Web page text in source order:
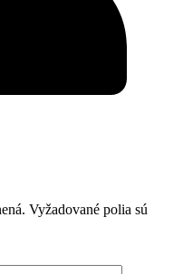
Vyžadované polia sú